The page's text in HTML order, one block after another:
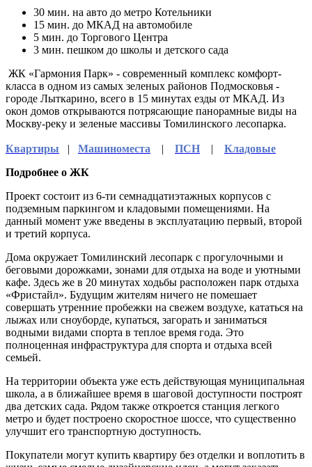
30 мин. на авто до метро Котельники
15 мин. до МКАД на автомобиле
5 мин. до Торгового Центра
3 мин. пешком до школы и детского сада
ЖК «Гармония Парк» - современный комплекс комфорт-
класса в одном из самых зеленых районов Подмосковья -
городе Лыткарино, всего в 15 минутах езды от МКАД. Из
окон домов открываются потрясающие панорамные виды на
Москву-реку и зеленые массивы Томилинского лесопарка.
Квартиры Машиноместа ПСН
Кладовые
Подробнее о ЖК
Проект состоит из 6-ти семнадцатиэтажных корпусов с
подземным паркингом и кладовыми помещениями. На
данный момент уже введены в эксплуатацию первый, второй
и третий корпуса.
Дома окружает Томилинский лесопарк с прогулочными и
беговыми дорожками, зонами для отдыха на воде и уютными
кафе. Здесь же в 20 минутах ходьбы расположен парк отдыха
«Фристайл». Будущим жителям ничего не помешает
совершать утренние пробежки на свежем воздухе, кататься на
лыжах или сноуборде, купаться, загорать и заниматься
водными видами спорта в теплое время года. Это
полноценная инфраструктура для спорта и отдыха всей
семьей.
На территории объекта уже есть действующая муниципальная
школа, а в ближайшее время в шаговой доступности построят
два детских сада. Рядом также откроется станция легкого
метро и будет построено скоростное шоссе, что существенно
улучшит его транспортную доступность.
Покупатели могут купить квартиру без отделки и воплотить в